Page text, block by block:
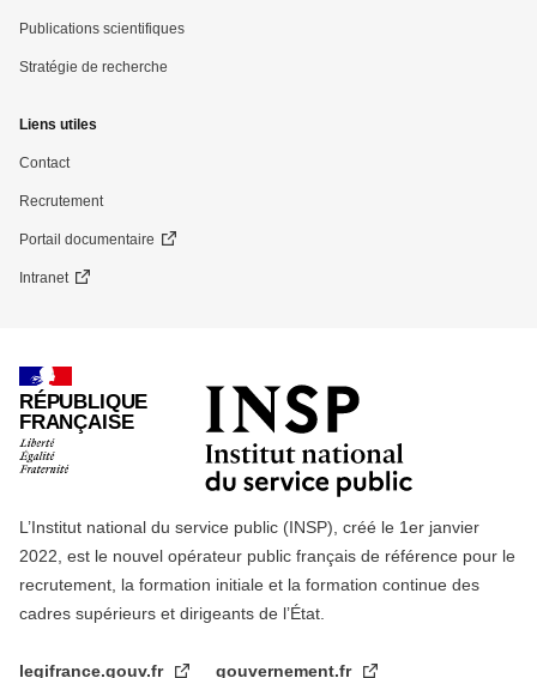
Publications scientifiques
Stratégie de recherche
Liens utiles
Contact
Recrutement
Portail documentaire
Intranet
RÉPUBLIQUE
FRANÇAISE
L’Institut national du service public (INSP), créé le 1er janvier
2022, est le nouvel opérateur public français de référence pour le
recrutement, la formation initiale et la formation continue des
cadres supérieurs et dirigeants de l’État.
legifrance.gouv.fr gouvernement.fr